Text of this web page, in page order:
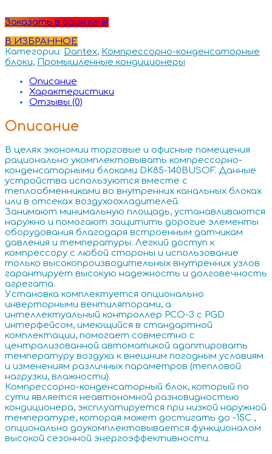
Заказать в один клик
В ИЗБРАННОЕ
Категории: Dantex, Компрессорно-конденсаторные
блоки, Промышленные кондиционеры
Описание
Характеристики
Отзывы (0)
Описание
В целях экономии торговые и офисные помещения
рационально укомплектовывать компрессорно-
конденсаторными блоками DK85-140BUSOF. Данные
устройства используются вместе с
теплообменниками во внутренних канальных блоках
или в отсеках воздухоохладителей.
Занимают минимальную площадь, устанавливаются
наружно и помогают защитить дорогие элементы
оборудования благодаря встроенным датчикам
давления и температуры. Легкий доступ к
компрессору с любой стороны и использование
только высокопроизводительных внутренних узлов
гарантирует высокую надежность и долговечность
агрегата.
Установка комплектуется опционально
инверторными вентиляторами, а
интеллектуальный контроллер PCO-3 с PGD
интерфейсом, имеющийся в стандартной
комплектации, помогает совместно с
централизованной автоматикой адаптировать
температуру воздуха к внешним погодным условиям
и изменениям различных параметров (тепловой
нагрузки, влажности).
Компрессорно-конденсаторный блок, который по
сути является неавтономной разновидностью
кондиционера, эксплуатируется при низкой наружной
температуре, которая может достигать до -15С ,
опционально доукомплектовывается функционалом
высокой сезонной энергоэффективности.